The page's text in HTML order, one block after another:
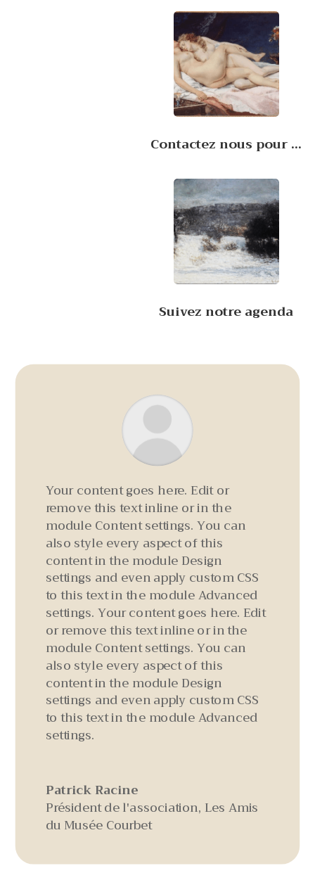
Contactez nous pour ...
Suivez notre agenda
Your content goes here. Edit or
remove this text inline or in the
module Content settings. You can
also style every aspect of this
content in the module Design
settings and even apply custom CSS
to this text in the module Advanced
settings. Your content goes here. Edit
or remove this text inline or in the
module Content settings. You can
also style every aspect of this
content in the module Design
settings and even apply custom CSS
to this text in the module Advanced
settings.
Patrick Racine
Président de l'association, Les Amis
du Musée Courbet